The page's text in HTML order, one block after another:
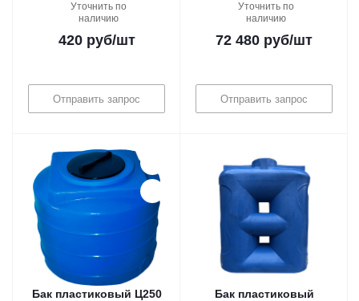
Уточнить по
наличию
420руб/шт
Отправить запрос
Уточнить по
наличию
72 480 руб/шт
Отправить запрос
Бак пластиковый Ц250
Бак пластиковый